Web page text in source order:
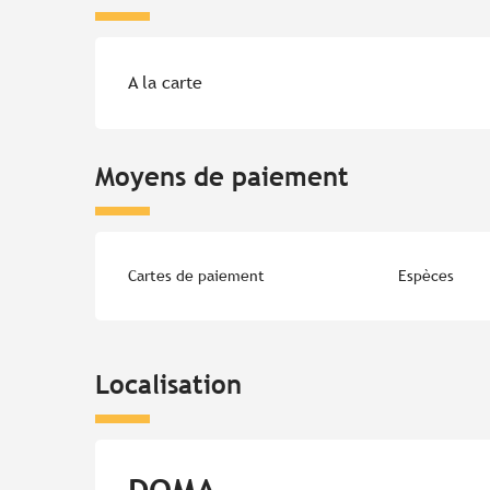
Tarifs 2026
A la carte
Moyens de paiement
Cartes de paiement Espèces
Localisation